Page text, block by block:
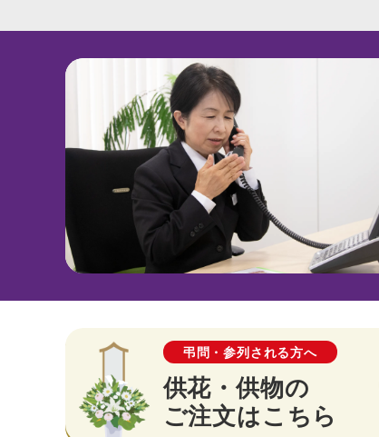
弔問・参列される方へ
供花・供物の
ご注文はこちら